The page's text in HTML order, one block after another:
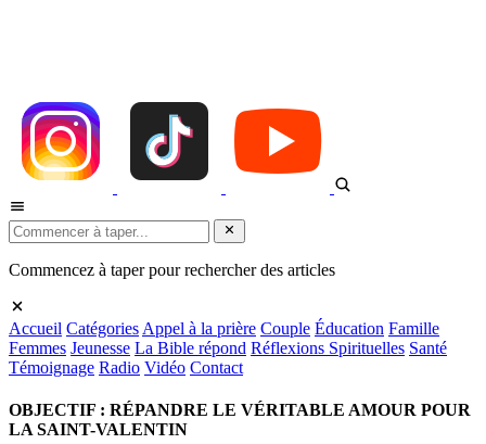
Commencez à taper pour rechercher des articles
Accueil Catégories Appel à la prière Couple Éducation Famille
Femmes Jeunesse La Bible répond Réflexions Spirituelles Santé
Témoignage Radio Vidéo Contact
OBJECTIF : RÉPANDRE LE VÉRITABLE AMOUR POUR
LA SAINT-VALENTIN